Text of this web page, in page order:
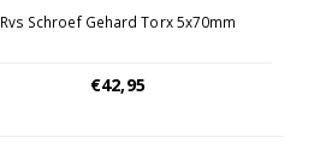
Rvs Schroef Gehard Torx 5x70mm
€42,95